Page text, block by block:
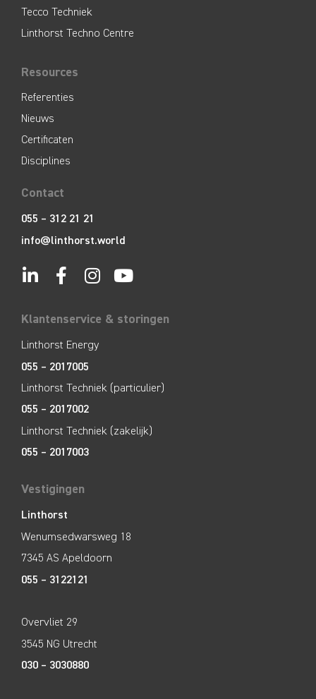
Tecco Techniek
Linthorst Techno Centre
Resources
Referenties
Nieuws
Certificaten
Disciplines
Contact
055 – 312 21 21
info@linthorst.world
Klantenservice & storingen
Linthorst Energy
055 – 2017005
Linthorst Techniek (particulier)
055 – 2017002
Linthorst Techniek (zakelijk)
055 – 2017003
Vestigingen
Linthorst
Wenumsedwarsweg 18
7345 AS Apeldoorn
055 – 3122121
Overvliet 29
3545 NG Utrecht
030 – 3030880